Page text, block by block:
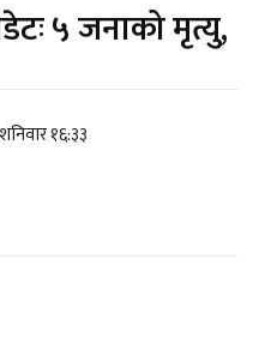
५ जनाको मृत्यु,
१६:३३